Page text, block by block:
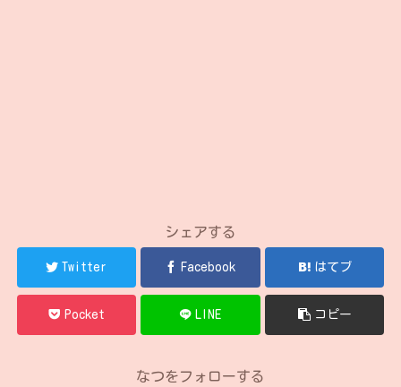
シェアする
Twitter Facebook はてブ
Pocket LINE コピー
なつをフォローする